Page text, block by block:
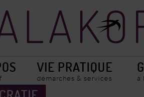
VIE PRATIQUE
démarches & services à